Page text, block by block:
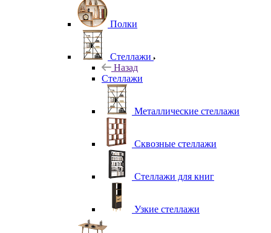
Полки
Стеллажи
Назад
Стеллажи
Металлические стеллажи
Сквозные стеллажи
Стеллажи для книг
Узкие стеллажи